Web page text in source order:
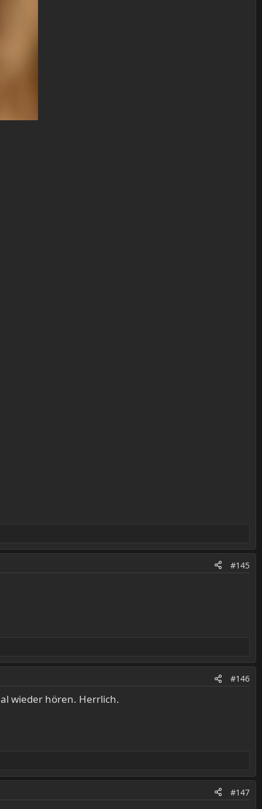
#145
#146
wieder hören. Herrlich.
#147